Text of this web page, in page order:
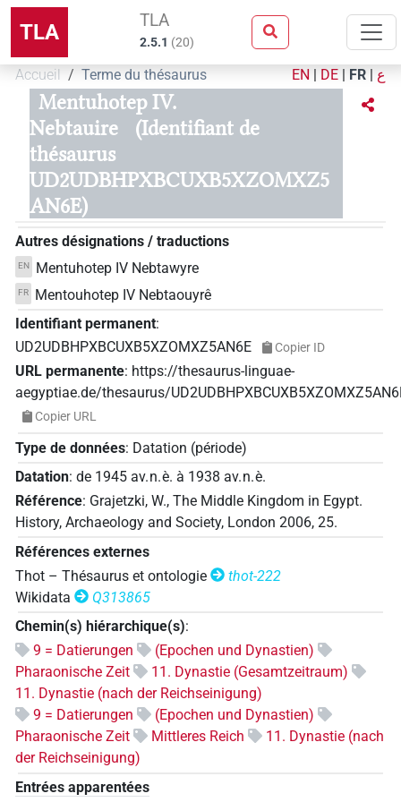
TLA TLA
2.5.1 (20)
Accueil Terme du thésaurus EN | DE | FR | ع
Mentuhotep IV.
Nebtauire
(Identifiant de
thésaurus
UD2UDBHPXBCUXB5XZOMXZ5
AN6E)
Autres désignations / traductions
EN Mentuhotep IV Nebtawyre
FR
Mentouhotep IV Nebtaouyrê
Identifiant permanent:
UD2UDBHPXBCUXB5XZOMXZ5AN6E
Copier ID
URL permanente: https://thesaurus-linguae-
aegyptiae.de/thesaurus/
Copier URL
Type de données: Datation (période)
Datation: de 1945 av. n. è. à 1938 av. n. è.
Référence: Grajetzki, W., The Middle Kingdom in Egypt.
History, Archaeology and Society, London 2006, 25.
Références externes
Thot – Thésaurus et ontologie
thot-222
Wikidata
Q313865
Chemin(s) hiérarchique(s):
9 = Datierungen
(Epochen und Dynastien)
Pharaonische Zeit
11. Dynastie (Gesamtzeitraum)
11. Dynastie (nach der Reichseinigung)
9 = Datierungen
(Epochen und Dynastien)
Pharaonische Zeit
Mittleres Reich
11. Dynastie (nach
der Reichseinigung)
Entrées apparentées